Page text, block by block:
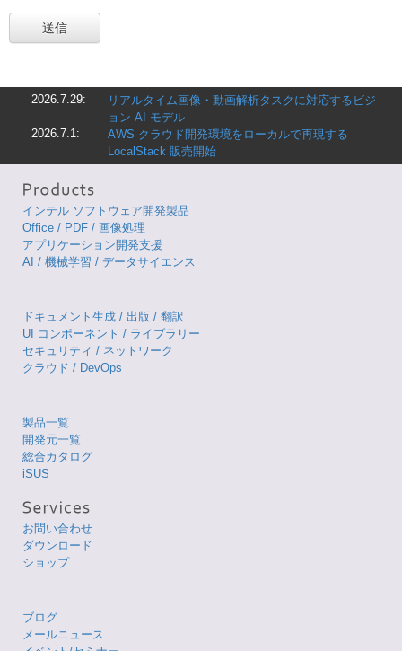
送信
2026.7.29:
リアルタイム画像・動画解析タスクに対応するビジ
ョン AI モデル
2026.7.1:
AWS クラウド開発環境をローカルで再現する
LocalStack 販売開始
インテル ソフトウェア開発製品
Office / PDF / 画像処理
アプリケーション開発支援
AI / 機械学習 / データサイエンス
ドキュメント生成 / 出版 / 翻訳
UI コンポーネント / ライブラリー
セキュリティ / ネットワーク
クラウド / DevOps
製品一覧
開発元一覧
総合カタログ
iSUS
お問い合わせ
ダウンロード
ショップ
ブログ
メールニュース